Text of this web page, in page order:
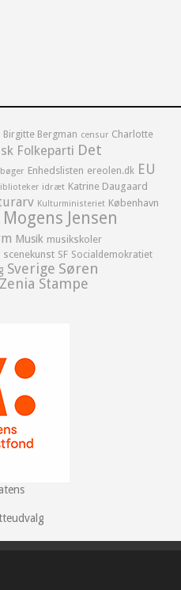
Birgitte Bergman censur Charlotte
Folkeparti Det
Enhedslisten ereolen.dk EU
idræt Katrine Daugaard
Kulturministeriet København
Mogens Jensen
Musik musikskoler
scenekunst SF Socialdemokratiet
Sverige Søren
Zenia Stampe